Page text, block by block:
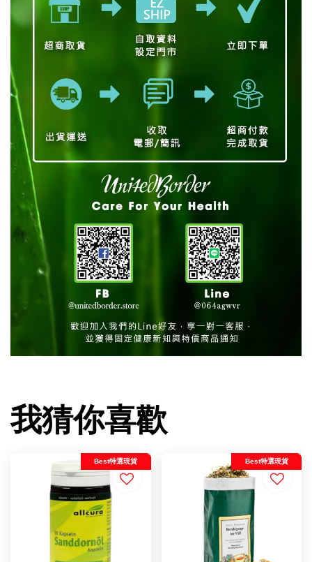
我猜你喜歡
Best特選現貨 Best特選現貨